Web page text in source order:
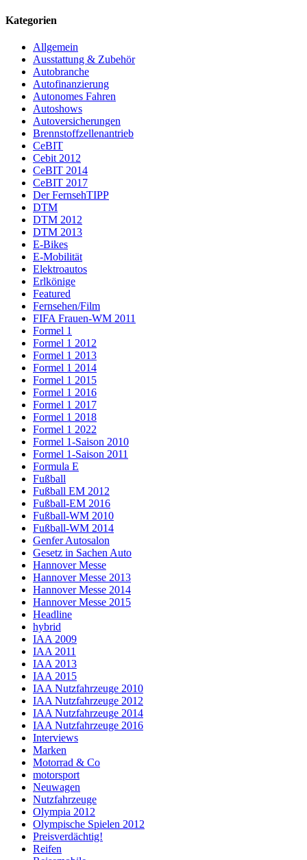
Kategorien
Allgemein
Ausstattung & Zubehör
Autobranche
Autofinanzierung
Autonomes Fahren
Autoshows
Autoversicherungen
Brennstoffzellenantrieb
CeBIT
Cebit 2012
CeBIT 2014
CeBIT 2017
Der FernsehTIPP
DTM
DTM 2012
DTM 2013
E-Bikes
E-Mobilität
Elektroautos
Erlkönige
Featured
Fernsehen/Film
FIFA Frauen-WM 2011
Formel 1
Formel 1 2012
Formel 1 2013
Formel 1 2014
Formel 1 2015
Formel 1 2016
Formel 1 2017
Formel 1 2018
Formel 1 2022
Formel 1-Saison 2010
Formel 1-Saison 2011
Formula E
Fußball
Fußball EM 2012
Fußball-EM 2016
Fußball-WM 2010
Fußball-WM 2014
Genfer Autosalon
Gesetz in Sachen Auto
Hannover Messe
Hannover Messe 2013
Hannover Messe 2014
Hannover Messe 2015
Headline
hybrid
IAA 2009
IAA 2011
IAA 2013
IAA 2015
IAA Nutzfahrzeuge 2010
IAA Nutzfahrzeuge 2012
IAA Nutzfahrzeuge 2014
IAA Nutzfahrzeuge 2016
Interviews
Marken
Motorrad & Co
motorsport
Neuwagen
Nutzfahrzeuge
Olympia 2012
Olympische Spielen 2012
Preisverdächtig!
Reifen